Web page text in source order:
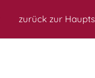
zurück zur